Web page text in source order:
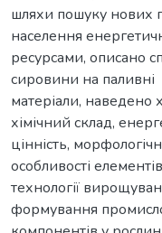
шляхи пошуку нових
населення
ресурсами, описано
сировини на паливні
матеріали, наведено
хімічний склад,
цінність,
особливості елементів
технології
формування